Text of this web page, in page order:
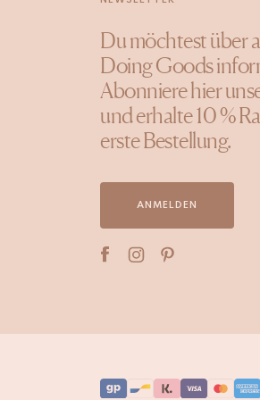
Du möchtest über
Doing Goods
Abonniere hier
und erhalte 10 %
erste Bestellung.
ANMELDEN